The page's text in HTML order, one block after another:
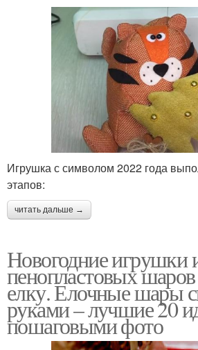
Игрушка с символом 2022 года
этапов:
читать дальше →
Новогодние игрушки
пенопластовых
елку. Елочные шары
руками – лучшие 20
пошаговыми фото